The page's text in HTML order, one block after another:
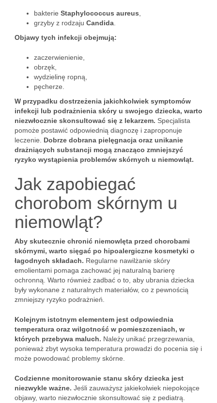
bakterie Staphylococcus aureus
grzyby z rodzaju Candida
Objawy tych infekcji obejmują:
zaczerwienienie,
obrzęk,
wydzielinę ropną,
pęcherze.
W przypadku dostrzeżenia jakichkolwiek symptomów
infekcji lub podrażnienia skóry u swojego dziecka, warto
niezwłocznie skonsultować się z lekarzem. Specjalista
pomoże postawić odpowiednią diagnozę i zaproponuje
leczenie. Dobrze dobrana pielęgnacja oraz unikanie
drażniących substancji mogą znacząco zmniejszyć
ryzyko wystąpienia problemów skórnych u niemowląt.
Jak zapobiegać
chorobom skórnym u
niemowląt?
Aby skutecznie chronić niemowlęta przed chorobami
skórnymi, warto sięgać po hipoalergiczne kosmetyki o
łagodnych składach. Regularne nawilżanie skóry
emolientami pomaga zachować jej naturalną barierę
ochronną. Warto również zadbać o to, aby ubrania dziecka
były wykonane z naturalnych materiałów, co z pewnością
zmniejszy ryzyko podrażnień.
Kolejnym istotnym elementem jest odpowiednia
temperatura oraz wilgotność w pomieszczeniach, w
których przebywa maluch. Należy unikać przegrzewania,
ponieważ zbyt wysoka temperatura prowadzi do pocenia się i
może powodować problemy skórne.
Codzienne monitorowanie stanu skóry dziecka jest
niezwykle ważne. Jeśli zauważysz jakiekolwiek niepokojące
objawy, warto niezwłocznie skonsultować się z pediatrą.